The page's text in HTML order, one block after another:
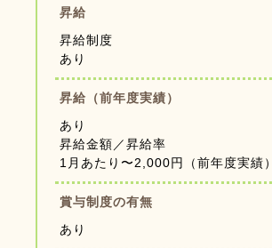
昇給
昇給制度
あり
昇給（前年度実績）
あり
昇給金額／昇給率
1月あたり〜2,000円（前年度実績）
賞与制度の有無
あり